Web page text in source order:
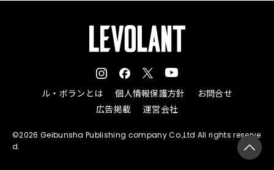
ル・ボランとは 個人情報保護方針
お問合せ
広告掲載
運営会社
©2026 Geibunsha Publishing company Co.,Ltd All rights reserve
d.